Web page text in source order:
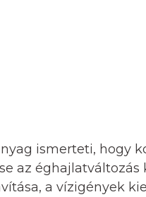
ismerteti, hogy
az éghajlatváltozás
a vízigények